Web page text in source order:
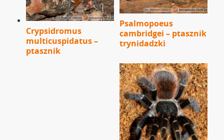
Crypsidromus
multicuspidatus –
ptasznik
Psalmopoeus
cambridgei – ptasznik
trynidadzki